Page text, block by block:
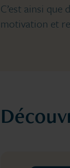
C’est ainsi
motivation et